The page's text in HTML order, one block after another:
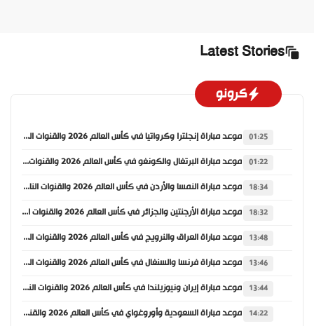
Latest Stories
كرونو
01:25 موعد مباراة إنجلترا وكرواتيا في كأس العالم 2026 والقنوات الناقلة
01:22 موعد مباراة البرتغال والكونغو في كأس العالم 2026 والقنوات الناقلة
18:34 موعد مباراة النمسا والأردن في كأس العالم 2026 والقنوات الناقلة
18:32 موعد مباراة الأرجنتين والجزائر في كأس العالم 2026 والقنوات الناقلة
13:48 موعد مباراة العراق والنرويج في كأس العالم 2026 والقنوات الناقلة
13:46 موعد مباراة فرنسا والسنغال في كأس العالم 2026 والقنوات الناقلة
13:44 موعد مباراة إيران ونيوزيلندا في كأس العالم 2026 والقنوات الناقلة
14:22 موعد مباراة السعودية وأوروغواي في كأس العالم 2026 والقنوات الناقلة